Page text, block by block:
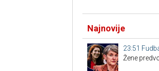
Najnovije
23:51
Žene